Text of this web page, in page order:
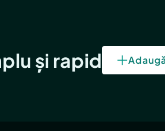
și rapid